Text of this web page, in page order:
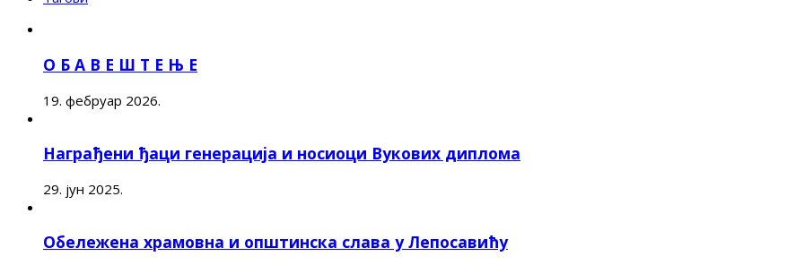
О Б А В Е Ш Т Е Њ Е
19. фебруар 2026.
Награђени ђаци генерација и носиоци Вукових диплома
29. јун 2025.
Обележена храмовна и општинска слава у Лепосавићу